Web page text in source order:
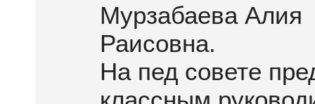
Мурзабаева Алия
Раисовна.
На пед совете